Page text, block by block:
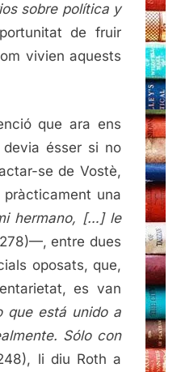
sobre política y
de fruir
vivien aquests
que ara ens
ésser si no
se de Vostè,
pràcticament una
hermano, […] le
entre dues
oposats, que,
es van
que está unido a
Sólo con
li diu Roth a